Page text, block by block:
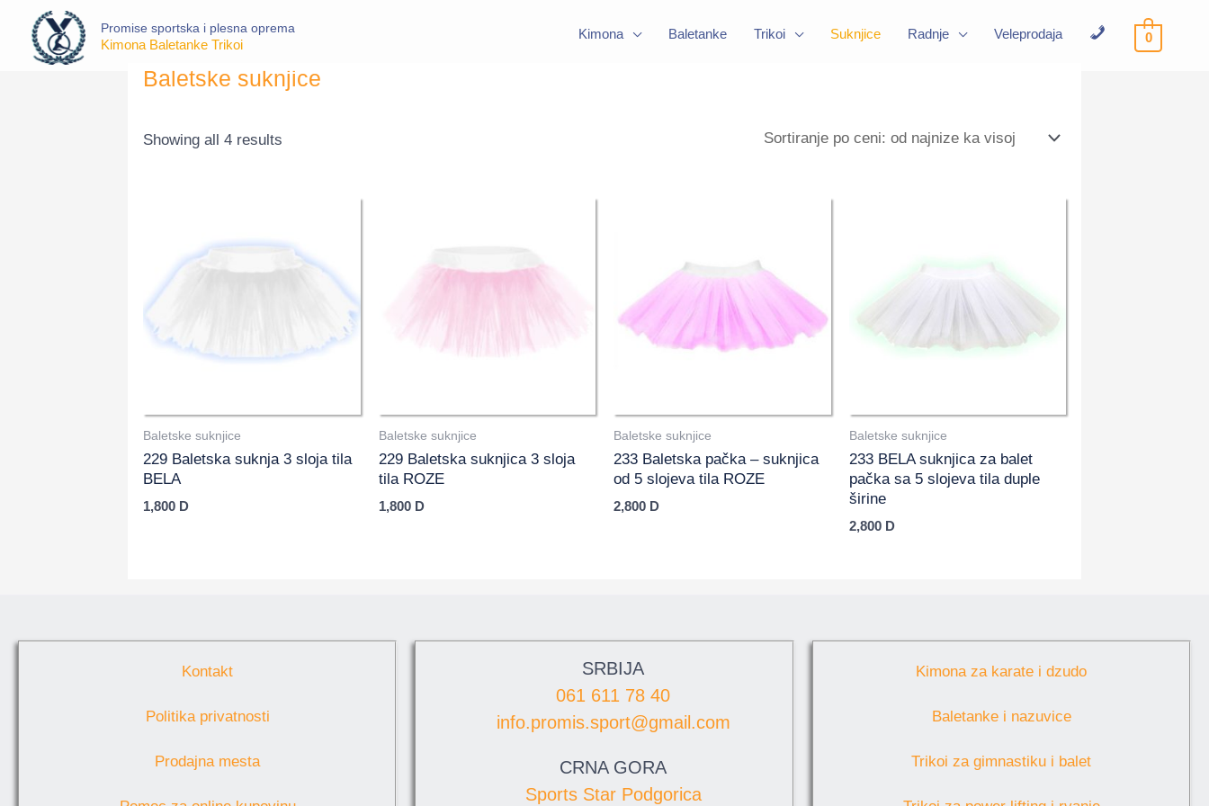
content
Promise sportska i plesna oprema
Kimona Baletanke Trikoi
Kimona Baletanke Trikoi Suknjice Radnje
Veleprodaja
0
Baletske suknjice
Showing all 4 results
Sorted
by
Baletske suknjice
229 Baletska suknja 3 sloja tila
BELA
1,800 D
Baletske suknjice
229 Baletska suknjica 3 sloja
tila ROZE
1,800 D
Baletske suknjice
233 Baletska pačka – suknjica
od 5 slojeva tila ROZE
2,800 D
Baletske suknjice
233 BELA suknjica za balet
pačka sa 5 slojeva tila duple
širine
2,800 D
Kontakt
Politika privatnosti
Prodajna mesta
SRBIJA
061 611 78 40
info.promis.sport@gmail.com
CRNA GORA
Sports Star Podgorica
Kimona za karate i dzudo
Baletanke i nazuvice
Trikoi za gimnastiku i balet